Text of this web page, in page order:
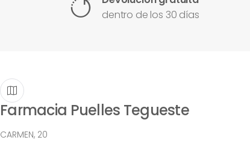
dentro de los 30 días
Farmacia Puelles Tegueste
CARMEN, 20